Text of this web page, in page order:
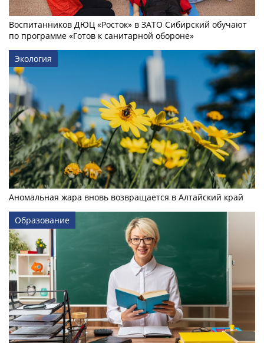
Воспитанников ДЮЦ «Росток» в ЗАТО Сибирский обучают
по программе «Готов к санитарной обороне»
Экология
Аномальная жара вновь возвращается в Алтайский край
Образование